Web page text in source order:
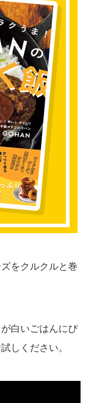
をクルクルと巻
白いごはんにぴ
しください。